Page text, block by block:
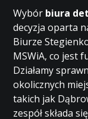
Wybór biura
decyzja oparta
Biurze
MSWiA, co jest
Działamy
okolicznych
takich jak
zespół składa